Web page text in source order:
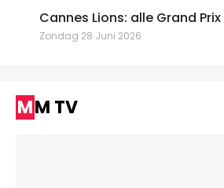
Cannes Lions: alle Grand Prix
Zondag 28 Juni 2026
MM TV